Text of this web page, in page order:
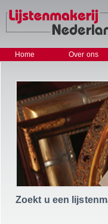
Home Over ons
Zoekt u een